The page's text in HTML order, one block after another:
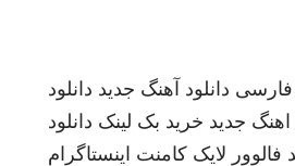
فارسی دانلود آهنگ جدید دانلود
اهنگ جدید خرید بک لینک دانلود
فالوور لایک کامنت اینستاگرام